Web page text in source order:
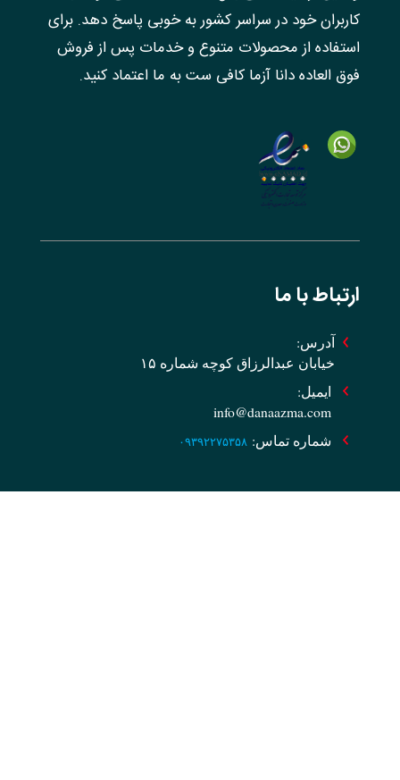
کاربران خود در سراسر کشور به خوبی پاسخ دهد. برای
استفاده از محصولات متنوع و خدمات پس از فروش
فوق العاده دانا آزما کافی ست به ما اعتماد کنید.
ارتباط با ما
آدرس:
خیابان عبدالرزاق کوچه شماره ۱۵
ایمیل:
info@danaazma.com
شماره تماس: ۰۹۳۹۲۲۷۵۳۵۸